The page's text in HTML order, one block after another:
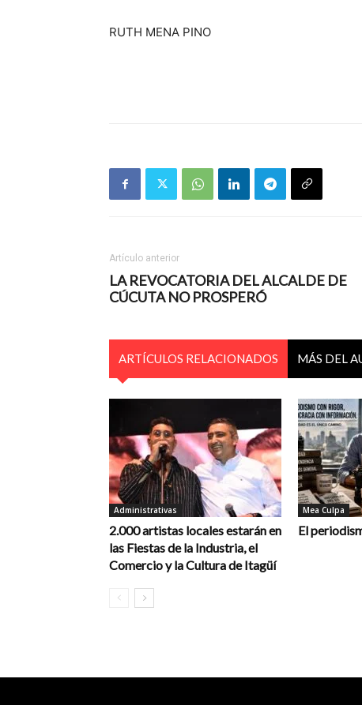
RUTH MENA PINO
Artículo anterior
LA REVOCATORIA DEL ALCALDE DE
CÚCUTA NO PROSPERÓ
ARTÍCULOS RELACIONADOS MÁS DEL
Administrativas
2.000 artistas locales estarán en
las Fiestas de la Industria, el
Comercio y la Cultura de Itagüí
Mea Culpa
El